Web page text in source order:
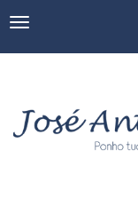
Navegação